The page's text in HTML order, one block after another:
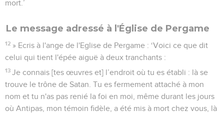
mort.’
Le message adressé à l'Église de Pergame
12 » Ecris à l'ange de l'Eglise de Pergame : ‘Voici ce que dit
celui qui tient l'épée aiguë à deux tranchants :
13 Je connais [tes œuvres et] l’endroit où tu es établi : là se
trouve le trône de Satan. Tu es fermement attaché à mon
nom et tu n'as pas renié la foi en moi, même durant les jours
où Antipas, mon témoin fidèle, a été mis à mort chez vous, là